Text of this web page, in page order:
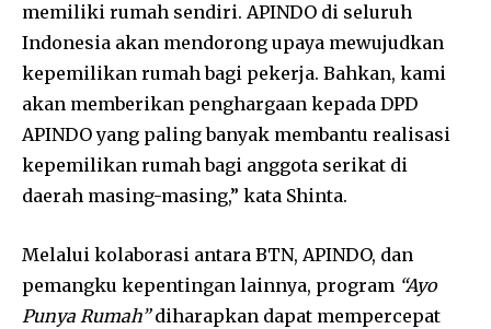
memiliki rumah sendiri. APINDO di seluruh
Indonesia akan mendorong upaya mewujudkan
kepemilikan rumah bagi pekerja. Bahkan, kami
akan memberikan penghargaan kepada DPD
APINDO yang paling banyak membantu realisasi
kepemilikan rumah bagi anggota serikat di
daerah masing-masing,” kata Shinta.
Melalui kolaborasi antara BTN, APINDO, dan
pemangku kepentingan lainnya, program “Ayo
Punya Rumah”diharapkan dapat mempercepat